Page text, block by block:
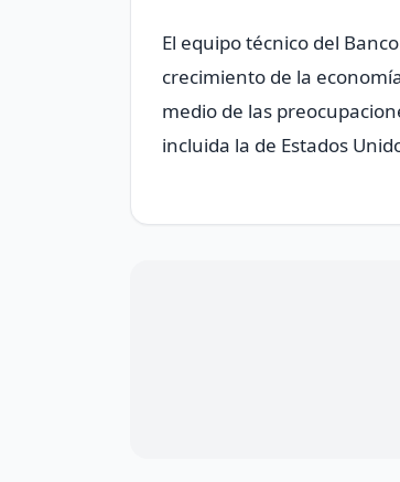
El equipo técnico del
crecimiento de la
medio de las
incluida la de Estados